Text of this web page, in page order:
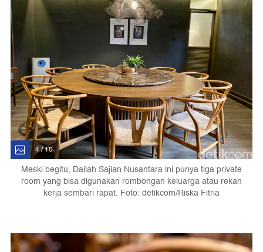
4 / 10
Meski begitu, Dailah Sajian Nusantara ini punya tiga private
room yang bisa digunakan rombongan keluarga atau rekan
kerja sembari rapat. Foto: detikcom/Riska Fitria